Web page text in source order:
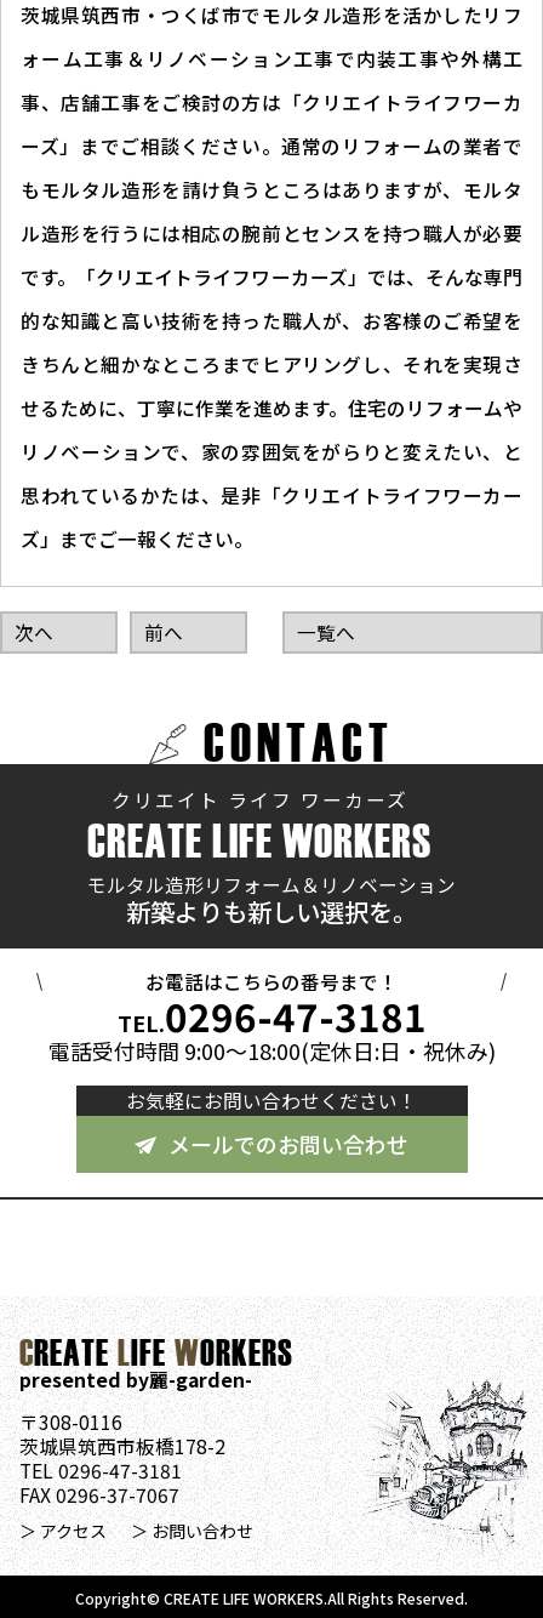
茨城県筑西市・つくば市でモルタル造形を活かしたリフ
ォーム工事＆リノベーション工事で内装工事や外構工
事、店舗工事をご検討の方は「クリエイトライフワーカ
ーズ」までご相談ください。通常のリフォームの業者で
もモルタル造形を請け負うところはありますが、モルタ
ル造形を行うには相応の腕前とセンスを持つ職人が必要
です。「クリエイトライフワーカーズ」では、そんな専門
的な知識と高い技術を持った職人が、お客様のご希望を
きちんと細かなところまでヒアリングし、それを実現さ
せるために、丁寧に作業を進めます。住宅のリフォームや
リノベーションで、家の雰囲気をがらりと変えたい、と
思われているかたは、是非「クリエイトライフワーカー
ズ」までご一報ください。
次へ 前へ 一覧へ
CONTACT
クリエイト ライフ ワーカーズ
CREATE LIFE WORKERS
モルタル造形リフォーム＆リノベーション
新築よりも新しい選択を。
お電話はこちらの番号まで！
TEL.0296-47-3181
電話受付時間 9:00～18:00(定休日:日・祝休み)
お気軽にお問い合わせください！
メールでのお問い合わせ
CREATELIFEWORKERS
presented by麗-garden-
〒308-0116
茨城県筑西市板橋178-2
TEL 0296-47-3181
FAX 0296-37-7067
＞ アクセス ＞ お問い合わせ
Copyright© CREATE LIFE WORKERS.All Rights Reserved.